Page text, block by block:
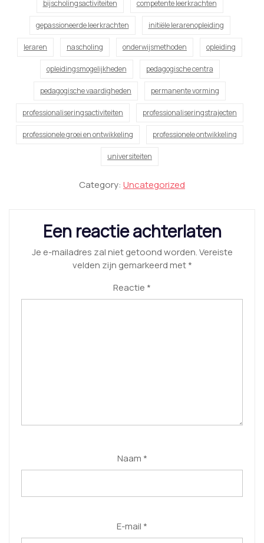
bijscholingsactiviteiten competente leerkrachten
gepassioneerde leerkrachten initiële lerarenopleiding
leraren nascholing onderwijsmethoden opleiding
opleidingsmogelijkheden pedagogische centra
pedagogische vaardigheden permanente vorming
professionaliseringsactiviteiten professionaliseringstrajecten
professionele groei en ontwikkeling professionele ontwikkeling
universiteiten
Category: Uncategorized
Een reactie achterlaten
Je e-mailadres zal niet getoond worden.Vereiste
velden zijn gemarkeerd met*
Reactie *
Naam *
E-mail *